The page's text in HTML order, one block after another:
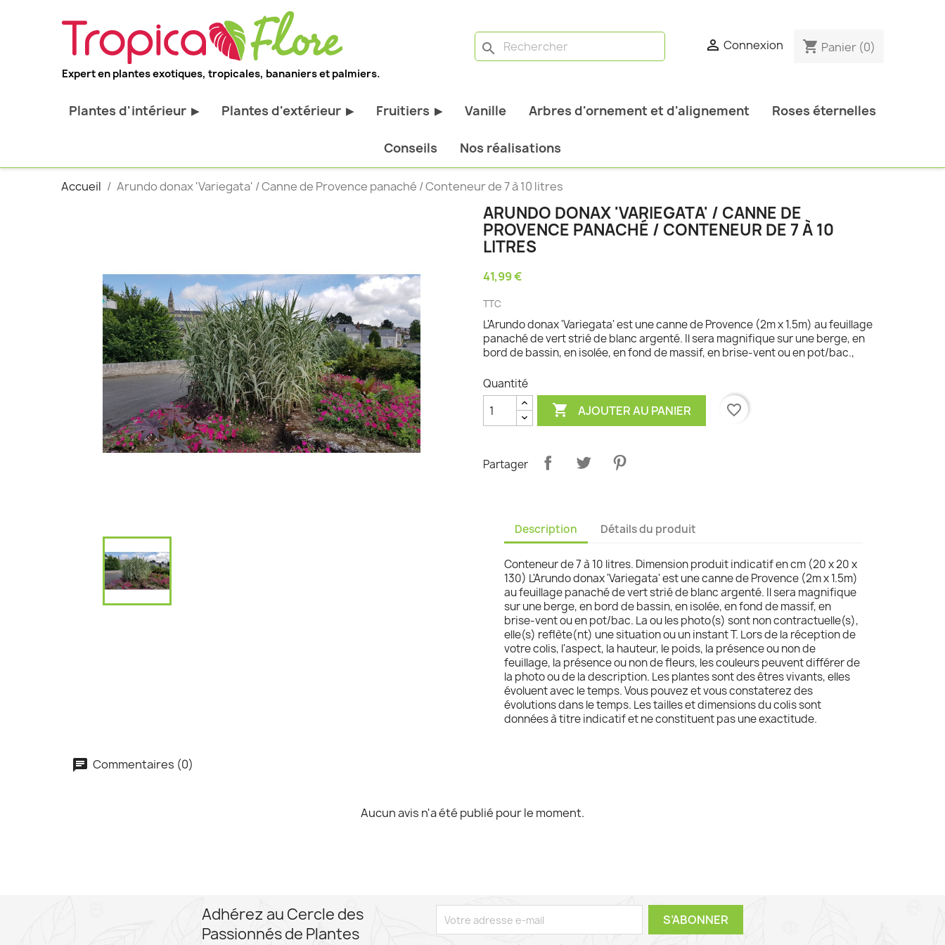
Expert en plantes exotiques, tropicales, bananiers et palmiers.
search  Connexion shopping_cart Panier (0)
Plantes d'intérieur ▶
Plantes pour bureau
Palmier d'intérieur
Plantes d'extérieur ▶
Toutes les plantes d'extérieur
Bananiers rustiques
Palmiers rustiques
Plantes grimpantes
Fourgères
Bambous et graminées
Fruitiers ▶
Tous les fruitiers
Arbres et arbustes fruitiers
Agrumes
Fruitiers Colonnaires
Vanille Arbres d'ornement et d'alignement Roses éternelles
Conseils Nos réalisations
Accueil Arundo donax 'Variegata' / Canne de Provence panaché / Conteneur de 7 à 10 litres
ARUNDO DONAX 'VARIEGATA' / CANNE DE
PROVENCE PANACHÉ / CONTENEUR DE 7 À 10
LITRES
41,99 €
TTC
L'Arundo donax 'Variegata' est une canne de Provence (2m x 1.5m) au feuillage
panaché de vert strié de blanc argenté. Il sera magnifique sur une berge, en
bord de bassin, en isolée, en fond de massif, en brise-vent ou en pot/bac.,
Quantité
 AJOUTER AU PANIER favorite_border
Partager
Description Détails du produit
Conteneur de 7 à 10 litres. Dimension produit indicatif en cm (20 x 20 x
130) L'Arundo donax 'Variegata' est une canne de Provence (2m x 1.5m)
au feuillage panaché de vert strié de blanc argenté. Il sera magnifique
sur une berge, en bord de bassin, en isolée, en fond de massif, en
brise-vent ou en pot/bac. La ou les photo(s) sont non contractuelle(s),
elle(s) reflète(nt) une situation ou un instant T. Lors de la réception de
votre colis, l'aspect, la hauteur, le poids, la présence ou non de
feuillage, la présence ou non de fleurs, les couleurs peuvent différer de
la photo ou de la description. Les plantes sont des êtres vivants, elles
évoluent avec le temps. Vous pouvez et vous constaterez des
évolutions dans le temps. Les tailles et dimensions du colis sont
données à titre indicatif et ne constituent pas une exactitude.
Commentaires (0)
Aucun avis n'a été publié pour le moment.
Adhérez au Cercle des
Passionnés de Plantes